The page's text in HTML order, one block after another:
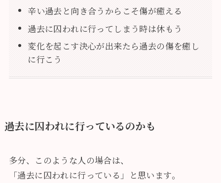
辛い過去と向き合うからこそ傷が癒える
過去に囚われに行ってしまう時は休もう
変化を起こす決心が出来たら過去の傷を癒し
に行こう
過去に囚われに行っているのかも
多分、このような人の場合は、
「過去に囚われに行っている 」と思います。